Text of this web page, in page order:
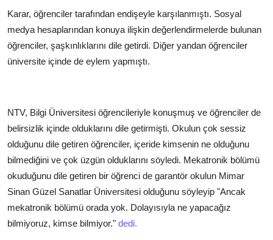
Karar, öğrenciler tarafından endişeyle karşılanmıştı. Sosyal
medya hesaplarından konuya ilişkin değerlendirmelerde bulunan
öğrenciler, şaşkınlıklarını dile getirdi. Diğer yandan öğrenciler
üniversite içinde de eylem yapmıştı.
NTV, Bilgi Üniversitesi öğrencileriyle konuşmuş ve öğrenciler de
belirsizlik içinde olduklarını dile getirmişti. Okulun çok sessiz
olduğunu dile getiren öğrenciler, içeride kimsenin ne olduğunu
bilmediğini ve çok üzgün olduklarını söyledi. Mekatronik bölümü
okuduğunu dile getiren bir öğrenci de garantör okulun Mimar
Sinan Güzel Sanatlar Üniversitesi olduğunu söyleyip "Ancak
mekatronik bölümü orada yok. Dolayısıyla ne yapacağız
bilmiyoruz, kimse bilmiyor." dedi.